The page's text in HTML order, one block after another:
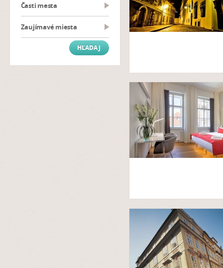
Časti mesta
Zaujímavé miesta